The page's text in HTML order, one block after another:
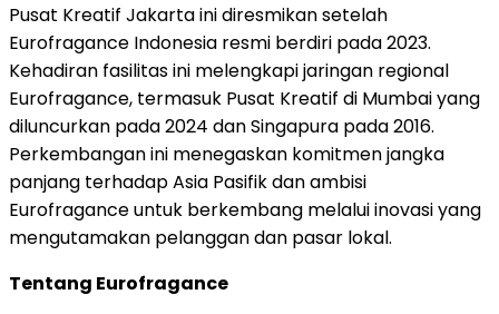
Pusat Kreatif Jakarta ini diresmikan setelah
Eurofragance Indonesia resmi berdiri pada 2023.
Kehadiran fasilitas ini melengkapi jaringan regional
Eurofragance, termasuk Pusat Kreatif di Mumbaiyang
diluncurkan pada 2024 dan Singapura pada 2016.
Perkembangan ini menegaskan komitmen jangka
panjang terhadap Asia Pasifik dan ambisi
Eurofragance untuk berkembang melalui inovasi yang
mengutamakan pelanggan dan pasar lokal.
Tentang Eurofragance